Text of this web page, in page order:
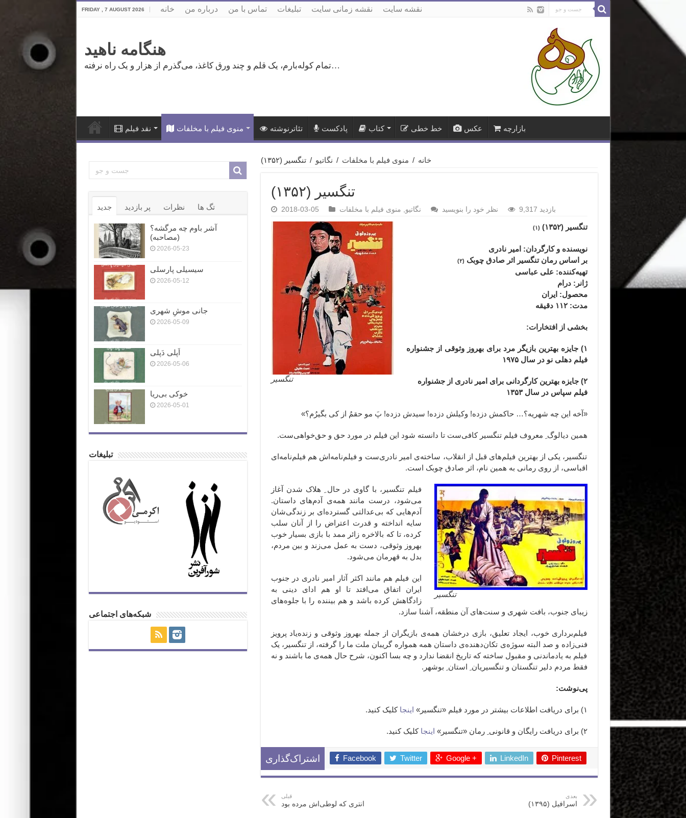
FRIDAY , 7 AUGUST 2026 خانه درباره من تماس با من تبلیغات نقشه زمانی سایت نقشه سایت
هنگامه ناهید
تمام کوله‌بارم، یک قلم و چند ورق کاغذ، می‌گذرم از هزار و یک راه نرفته…
نقد فیلم منوی فیلم با مخلفات تئاترنوشته پادکست کتاب خط خطی عکس بازارچه
خانه / منوی فیلم با مخلفات / نگاتیو / تنگسیر (۱۳۵۲)
تنگسیر (۱۳۵۲)
2018-03-05 نگاتیو منوی فیلم با مخلفات نظر خود را بنویسید 9,317 بازدید
تنگسیر
تنگسیر (۱۳۵۲) (۱)
نویسنده و کارگردان: امیر نادری
بر اساس رمان تنگسیر اثر صادق چوبک (۲)
تهیه‌کننده: علی عباسی
ژانر : درام
محصول: ایران
مدت: ۱۱۲ دقیقه
بخشی از افتخارات:
۱) جایزه بهترین بازیگر مرد برای بهروز وثوقی از جشنواره
فیلم دهلی نو در سال ۱۹۷۵
۲) جایزه بهترین کارگردانی برای امیر نادری از جشنواره
فیلم سپاس در سال ۱۳۵۳
«آخه این چه شهریه؟… حاکمش دزده! وکیلش دزده! سیدش دزده! پَ مو حقمُ از کی بگیرُم؟»
همین دیالوگ ِ معروف فیلم تنگسیر کافی‌ست تا دانسته شود این فیلم در مورد حق و حق‌خواهی‌ست.
تنگسیر، یکی از بهترین فیلم‌های قبل از انقلاب، ساخته‌ی امیر نادری‌ست و فیلم‌نامه‌اش هم فیلم‌نامه‌ای
اقباسی، از روی رمانی به همین نام، اثر صادق چوبک است.
تنگسیر
فیلم تنگسیر، با گاوی در حال ِ هلاک شدن آغاز
می‌شود، درست مانند همه‌ی آدم‌های داستان.
آدم‌هایی که بی‌عدالتی گسترده‌ای بر زندگی‌شان
سایه انداخته و قدرت اعتراض را از آنان سلب
کرده، تا که بالاخره زائر ممد با بازی بسیار خوب
بهروز وثوقی، دست به عمل می‌زند و بین مردم،
بدل به قهرمان می‌شود.
این فیلم هم مانند اکثر آثار امیر نادری در جنوب
ایران اتفاق می‌افتد تا او هم ادای دینی به
زادگاهش کرده باشد و هم بیننده را با جلوه‌های
زیبای جنوب، بافت شهری و سنت‌های آن منطقه، آشنا سازد.
فیلم‌برداری خوب، ایجاد تعلیق، بازی درخشان همه‌ی بازیگران از جمله بهروز وثوقی و زنده‌یاد پرویز
فنی‌زاده و صد البته سوژه‌ی تکان‌دهنده‌ی داستان همه همواره گریبان ملت ما را گرفته، از تنگسیر، یک
فیلم به یادماندنی و مقبول ساخته که تاریخ انقضا ندارد و چه بسا اکنون، شرح حال همه‌ی ما باشند و نه
فقط مردم دلیر تنگستان و تنگسیریان ِ استان ِ بوشهر.
پی‌نوشت:
۱) برای دریافت اطلاعات بیشتر در مورد فیلم «تنگسیر» اینجا کلیک کنید.
۲) برای دریافت رایگان و قانونی ِ رمان «تنگسیر» اینجا کلیک کنید.
اشتراک‌گذاری Facebook Twitter Google + LinkedIn Pinterest
قبلی
انتری که لوطی‌اش مرده بود
بعدی
اسرافیل (۱۳۹۵)
جدید پر بازدید نظرات تگ ها
آشر باوم چه مرگشه؟
(مصاحبه)
2026-05-23
سیسیلی پارسلی
2026-05-12
جانی موشِ شهری
2026-05-09
اَپلی دَپلی
2026-05-06
خوکی بی‌ریا
2026-05-01
تبلیغات
شبکه‌های اجتماعی